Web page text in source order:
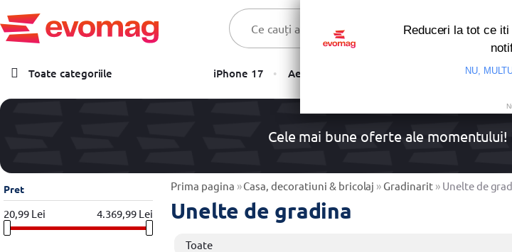
Toate categoriile
Laptopuri
Calculatoare - Sisteme PC
iPhone 17 Aer Conditionat Oferte
Cele mai bune oferte ale
Prima pagina »Casa, decoratiuni & bricolaj » Gradinarit » Unelte de
Unelte de gradina
Pret
20,99 Lei 4.369,99 Lei
Toate
Reduceri la tot ce
NU,